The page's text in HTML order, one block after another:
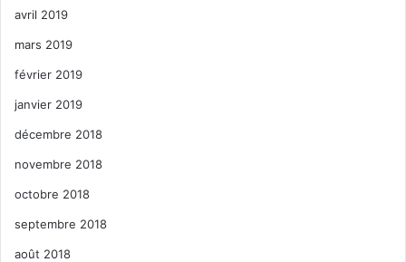
avril 2019
mars 2019
février 2019
janvier 2019
décembre 2018
novembre 2018
octobre 2018
septembre 2018
août 2018